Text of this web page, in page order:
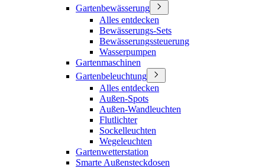
Gartenbewässerung
Alles entdecken
Bewässerungs-Sets
Bewässerungssteuerung
Wasserpumpen
Gartenmaschinen
Gartenbeleuchtung
Alles entdecken
Außen-Spots
Außen-Wandleuchten
Flutlichter
Sockelleuchten
Wegeleuchten
Gartenwetterstation
Smarte Außensteckdosen